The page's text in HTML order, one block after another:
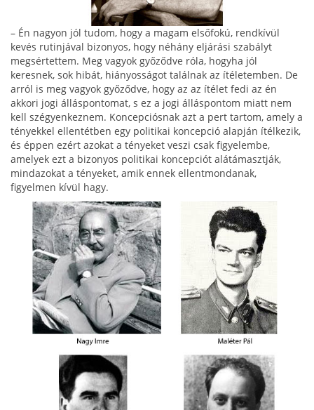
– Én nagyon jól tudom, hogy a magam elsőfokú, rendkívül
kevés rutinjával bizonyos, hogy néhány eljárási szabályt
megsértettem. Meg vagyok győződ­ve róla, hogyha jól
keresnek, sok hibát, hiányosságot találnak az ítéletemben. De
arról is meg vagyok győződve, hogy az az ítélet fedi az én
akkori jogi álláspontomat, s ez a jogi álláspontom miatt nem
kell szégyenkeznem. Koncepciósnak azt a pert tartom, amely a
tényekkel ellentétben egy politikai kon­cepció alapján ítélkezik,
és éppen ezért azokat a ténye­ket veszi csak figyelembe,
amelyek ezt a bizonyos po­litikai koncepciót alátámasztják,
mindazokat a tényeket, amik ennek ellentmondanak,
figyelmen kívül hagy.